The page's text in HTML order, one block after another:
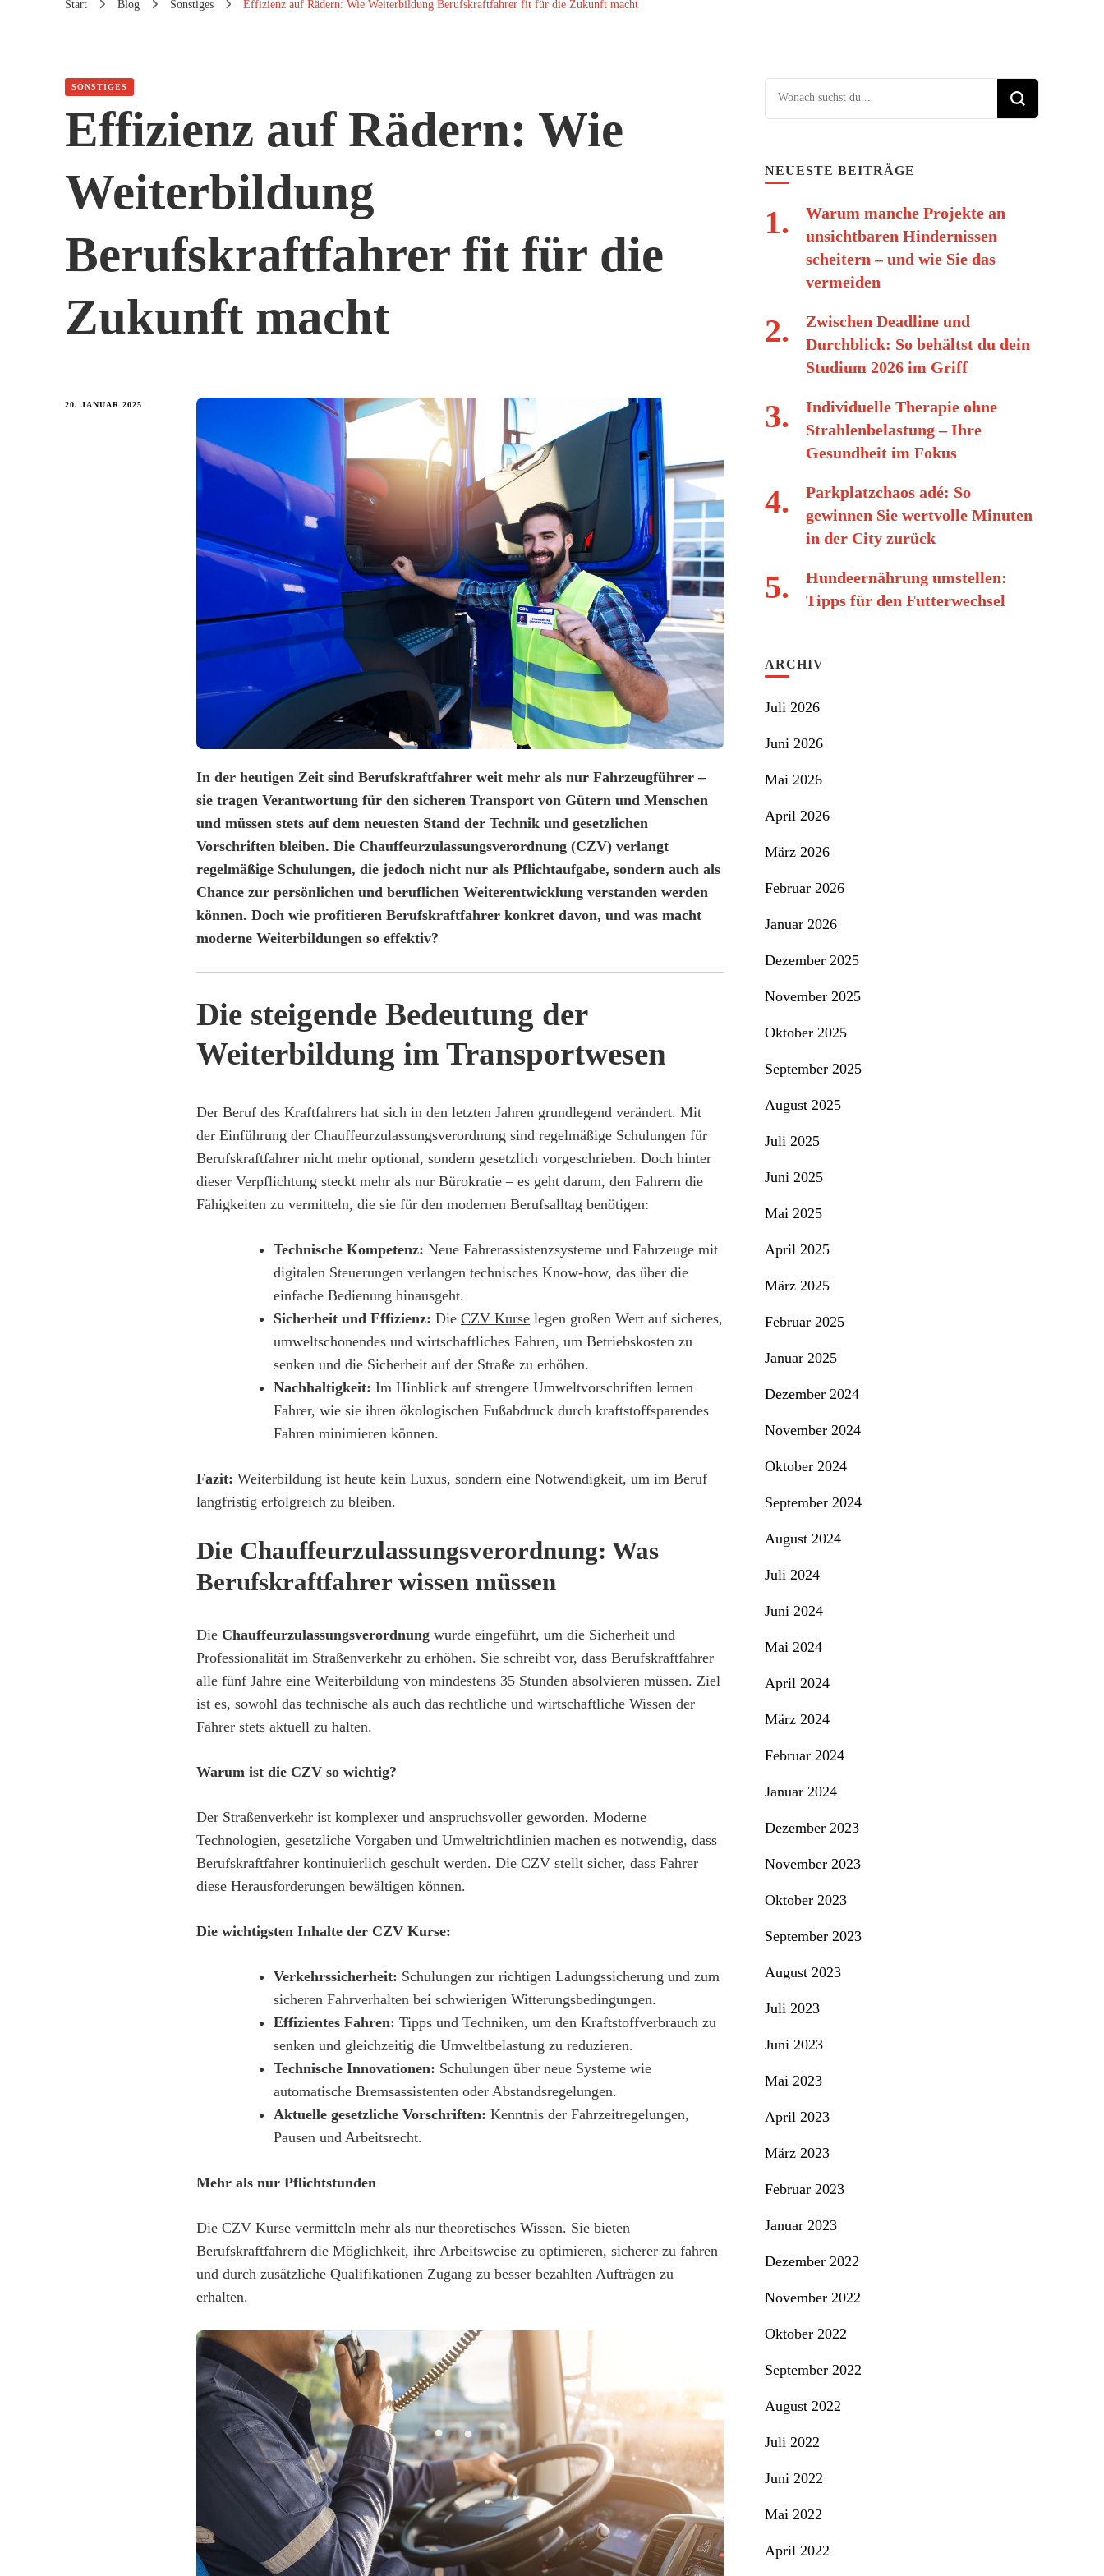
Start Blog Sonstiges Effizienz auf Rädern: Wie Weiterbildung Berufskraftfahrer fit für die Zukunft macht
SONSTIGES
Effizienz auf Rädern: Wie
Weiterbildung
Berufskraftfahrer fit für die
Zukunft macht
20. JANUAR 2025
In der heutigen Zeit sind Berufskraftfahrer weit mehr als nur Fahrzeugführer –
sie tragen Verantwortung für den sicheren Transport von Gütern und Menschen
und müssen stets auf dem neuesten Stand der Technik und gesetzlichen
Vorschriften bleiben. Die Chauffeurzulassungsverordnung (CZV) verlangt
regelmäßige Schulungen, die jedoch nicht nur als Pflichtaufgabe, sondern auch als
Chance zur persönlichen und beruflichen Weiterentwicklung verstanden werden
können. Doch wie profitieren Berufskraftfahrer konkret davon, und was macht
moderne Weiterbildungen so effektiv?
Die steigende Bedeutung der
Weiterbildung im Transportwesen
Der Beruf des Kraftfahrers hat sich in den letzten Jahren grundlegend verändert. Mit
der Einführung der Chauffeurzulassungsverordnung sind regelmäßige Schulungen für
Berufskraftfahrer nicht mehr optional, sondern gesetzlich vorgeschrieben. Doch hinter
dieser Verpflichtung steckt mehr als nur Bürokratie – es geht darum, den Fahrern die
Fähigkeiten zu vermitteln, die sie für den modernen Berufsalltag benötigen:
Technische Kompetenz: Neue Fahrerassistenzsysteme und Fahrzeuge mit
digitalen Steuerungen verlangen technisches Know-how, das über die
einfache Bedienung hinausgeht.
Sicherheit und Effizienz: Die CZV Kurse legen großen Wert auf sicheres,
umweltschonendes und wirtschaftliches Fahren, um Betriebskosten zu
senken und die Sicherheit auf der Straße zu erhöhen.
Nachhaltigkeit: Im Hinblick auf strengere Umweltvorschriften lernen
Fahrer, wie sie ihren ökologischen Fußabdruck durch kraftstoffsparendes
Fahren minimieren können.
Fazit: Weiterbildung ist heute kein Luxus, sondern eine Notwendigkeit, um im Beruf
langfristig erfolgreich zu bleiben.
Die Chauffeurzulassungsverordnung: Was
Berufskraftfahrer wissen müssen
Die Chauffeurzulassungsverordnung wurde eingeführt, um die Sicherheit und
Professionalität im Straßenverkehr zu erhöhen. Sie schreibt vor, dass Berufskraftfahrer
alle fünf Jahre eine Weiterbildung von mindestens 35 Stunden absolvieren müssen. Ziel
ist es, sowohl das technische als auch das rechtliche und wirtschaftliche Wissen der
Fahrer stets aktuell zu halten.
Warum ist die CZV so wichtig?
Der Straßenverkehr ist komplexer und anspruchsvoller geworden. Moderne
Technologien, gesetzliche Vorgaben und Umweltrichtlinien machen es notwendig, dass
Berufskraftfahrer kontinuierlich geschult werden. Die CZV stellt sicher, dass Fahrer
diese Herausforderungen bewältigen können.
Die wichtigsten Inhalte der CZV Kurse:
Verkehrssicherheit: Schulungen zur richtigen Ladungssicherung und zum
sicheren Fahrverhalten bei schwierigen Witterungsbedingungen.
Effizientes Fahren: Tipps und Techniken, um den Kraftstoffverbrauch zu
senken und gleichzeitig die Umweltbelastung zu reduzieren.
Technische Innovationen: Schulungen über neue Systeme wie
automatische Bremsassistenten oder Abstandsregelungen.
Aktuelle gesetzliche Vorschriften: Kenntnis der Fahrzeitregelungen,
Pausen und Arbeitsrecht.
Mehr als nur Pflichtstunden
Die CZV Kurse vermitteln mehr als nur theoretisches Wissen. Sie bieten
Berufskraftfahrern die Möglichkeit, ihre Arbeitsweise zu optimieren, sicherer zu fahren
und durch zusätzliche Qualifikationen Zugang zu besser bezahlten Aufträgen zu
erhalten.
Suchst du nach etwas?
NEUESTE BEITRÄGE
Warum manche Projekte an
unsichtbaren Hindernissen
scheitern – und wie Sie das
vermeiden
Zwischen Deadline und
Durchblick: So behältst du dein
Studium 2026 im Griff
Individuelle Therapie ohne
Strahlenbelastung – Ihre
Gesundheit im Fokus
Parkplatzchaos adé: So
gewinnen Sie wertvolle Minuten
in der City zurück
Hundeernährung umstellen:
Tipps für den Futterwechsel
ARCHIV
Juli 2026
Juni 2026
Mai 2026
April 2026
März 2026
Februar 2026
Januar 2026
Dezember 2025
November 2025
Oktober 2025
September 2025
August 2025
Juli 2025
Juni 2025
Mai 2025
April 2025
März 2025
Februar 2025
Januar 2025
Dezember 2024
November 2024
Oktober 2024
September 2024
August 2024
Juli 2024
Juni 2024
Mai 2024
April 2024
März 2024
Februar 2024
Januar 2024
Dezember 2023
November 2023
Oktober 2023
September 2023
August 2023
Juli 2023
Juni 2023
Mai 2023
April 2023
März 2023
Februar 2023
Januar 2023
Dezember 2022
November 2022
Oktober 2022
September 2022
August 2022
Juli 2022
Juni 2022
Mai 2022
April 2022